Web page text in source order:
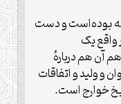
صفحه بوده‌است و دست
یک
آن هم دربارهٔ
و ولید و اتفاقات
خوارج است.